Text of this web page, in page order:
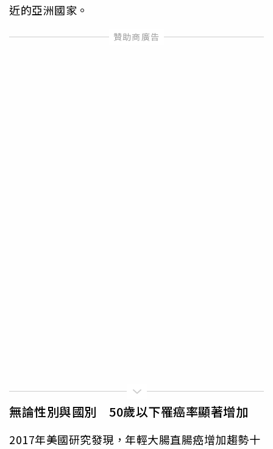
近的亞洲國家。
無論性別與國別 50歲以下罹癌率顯著增加
2017年美國研究發現，年輕大腸直腸癌增加趨勢十